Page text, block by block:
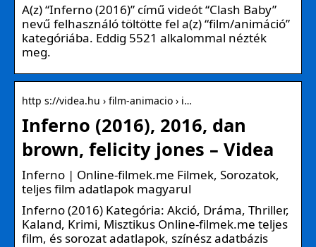
A(z) “Inferno (2016)” című videót “Clash Baby”
nevű felhasználó töltötte fel a(z) “film/animáció”
kategóriába. Eddig 5521 alkalommal nézték
meg.
http s://videa.hu › film-animacio › i…
Inferno (2016), 2016, dan
brown, felicity jones – Videa
Inferno | Online-filmek.me Filmek, Sorozatok,
teljes film adatlapok magyarul
Inferno (2016) Kategória: Akció, Dráma, Thriller,
Kaland, Krimi, Misztikus Online-filmek.me teljes
film, és sorozat adatlapok, színész adatbázis